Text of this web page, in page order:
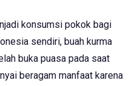
konsumsi pokok bagi
sendiri, buah kurma
buka puasa pada saat
beragam manfaat karena